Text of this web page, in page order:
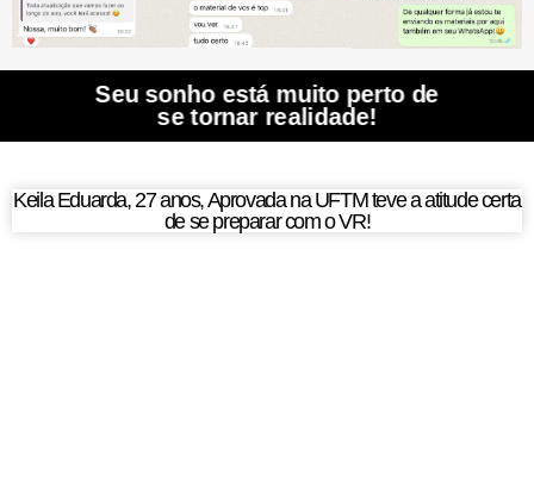
Seu sonho está muito perto de
se tornar realidade!
Keila Eduarda, 27 anos, Aprovada na UFTM teve a atitude certa
de se preparar com o VR!